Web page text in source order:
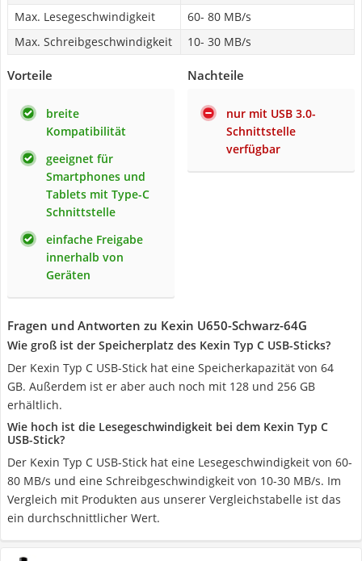
Max. Lesegeschwindigkeit
60- 80 MB/s
Max. Schreibgeschwindigkeit
10- 30 MB/s
Vorteile
breite
Kompatibilität
geeignet für
Smartphones und
Tablets mit Type-C
Schnittstelle
einfache Freigabe
innerhalb von
Geräten
Nachteile
nur mit USB 3.0-
Schnittstelle
verfügbar
Fragen und Antworten zu Kexin U650-Schwarz-64G
Wie groß ist der Speicherplatz des Kexin Typ C USB-Sticks?
Der Kexin Typ C USB-Stick hat eine Speicherkapazität von 64
GB. Außerdem ist er aber auch noch mit 128 und 256 GB
erhältlich.
Wie hoch ist die Lesegeschwindigkeit bei dem Kexin Typ C
USB-Stick?
Der Kexin Typ C USB-Stick hat eine Lesegeschwindigkeit von 60-
80 MB/s und eine Schreibgeschwindigkeit von 10-30 MB/s. Im
Vergleich mit Produkten aus unserer Vergleichstabelle ist das
ein durchschnittlicher Wert.